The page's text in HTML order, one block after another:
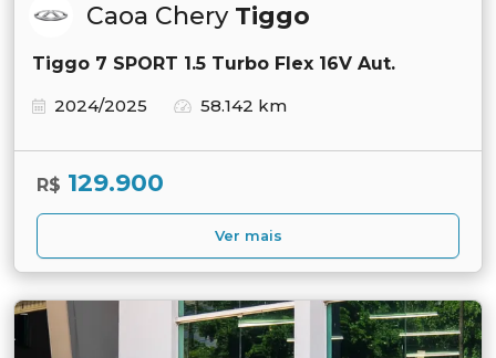
Caoa Chery Tiggo
Tiggo 7 SPORT 1.5 Turbo Flex 16V Aut.
2024/2025
58.142 km
R$ 129.900
Ver mais